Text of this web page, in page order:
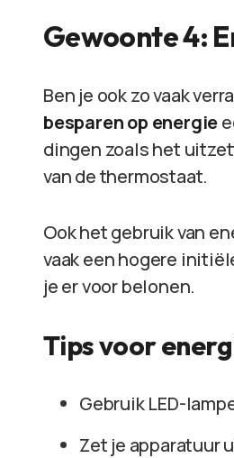
Gewoonte 4:
Ben je ook zo vaak
besparen op energie
dingen zoals het
van de thermostaat.
Ook het gebruik van
vaak een hogere
je er voor belonen.
Tips voor
Gebruik LED-
Zet je apparatuur